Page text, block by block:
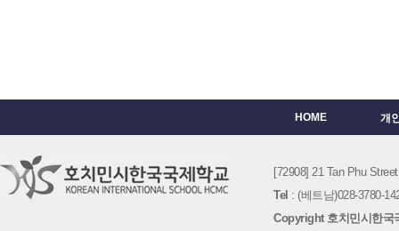
HOME 개
[72908] 21 Tan Phu
Tel : (베트남)028-3780-
Copyright 호치민시한국